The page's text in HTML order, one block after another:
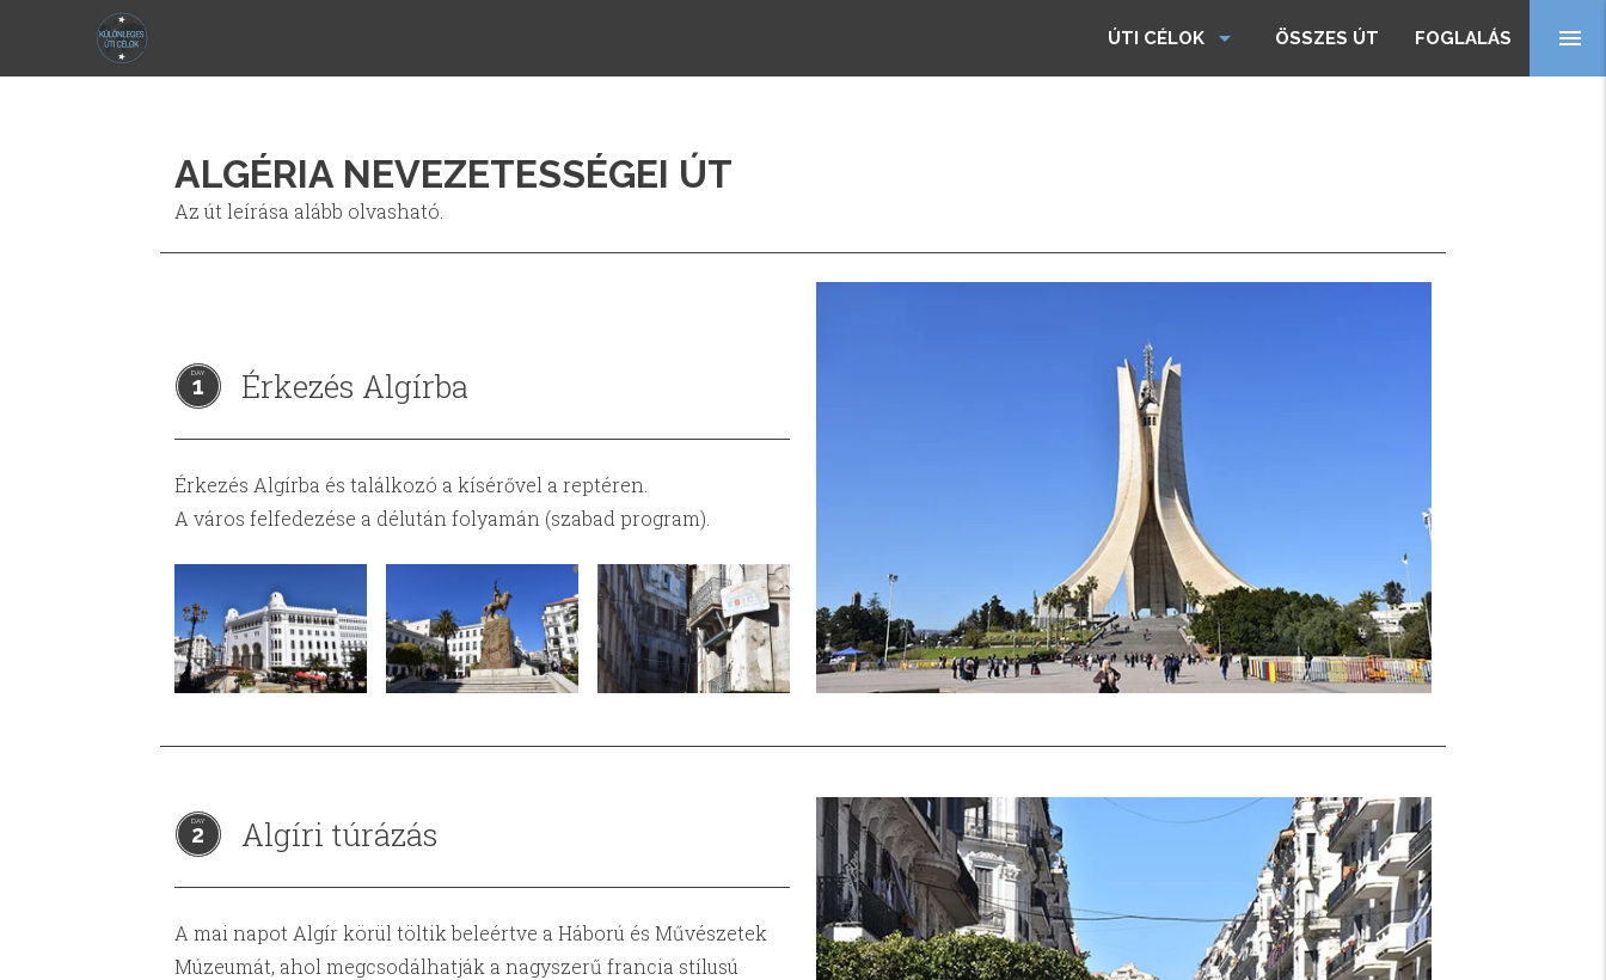
menu
ÚTI CÉLOK arrow_drop_down ÖSSZES ÚT FOGLALÁS
ALGÉRIA NEVEZETESSÉGEI ÚT
Az út leírása alább olvasható.
1 Érkezés Algírba
Érkezés Algírba és találkozó a kísérővel a reptéren.
A város felfedezése a délután folyamán (szabad program).
2 Algíri túrázás
A mai napot Algír körül töltik beleértve a Háború és Művészetek
Múzeumát, ahol megcsodálhatják a nagyszerű francia stílusú